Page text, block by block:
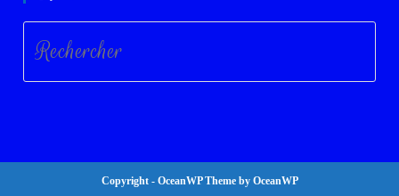
Copyright - OceanWP Theme by OceanWP